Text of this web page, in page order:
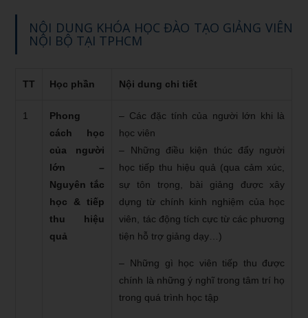
NỘI DUNG KHÓA HỌC ĐÀO TẠO GIẢNG VIÊN
NỘI BỘ TẠI TPHCM
TT Học phần Nội dung chi tiết
1
Phong
cách học
của người
lớn –
Nguyên tắc
học & tiếp
thu hiệu
quả
– Các đặc tính của người lớn khi là
học viên
– Những điều kiện thúc đẩy người
học tiếp thu hiệu quả (qua cảm xúc,
sự tôn trọng, bài giảng được xây
dựng từ chính kinh nghiệm của học
viên, tác động tích cực từ các phương
tiện hỗ trợ giảng dạy…)
– Những gì học viên tiếp thu được
chính là những ý nghĩ trong tâm trí họ
trong quá trình học tập